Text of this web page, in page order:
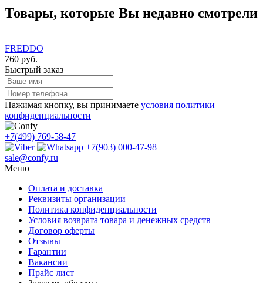
Товары, которые Вы недавно смотрели
FREDDO
760 руб.
Быстрый заказ
Нажимая кнопку, вы принимаете условия политики
конфиденциальности
+7(499) 769-58-47
+7(903) 000-47-98
sale@confy.ru
Меню
Оплата и доставка
Реквизиты организации
Политика конфиденциальности
Условия возврата товара и денежных средств
Договор оферты
Отзывы
Гарантии
Вакансии
Прайс лист